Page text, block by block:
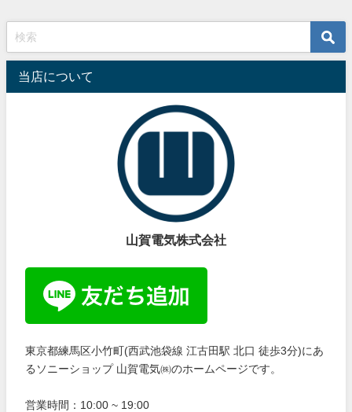
当店について
山賀電気株式会社
東京都練馬区小竹町(西武池袋線 江古田駅 北口 徒歩3分)にあ
るソニーショップ 山賀電気㈱のホームページです。
営業時間：10:00 ~ 19:00